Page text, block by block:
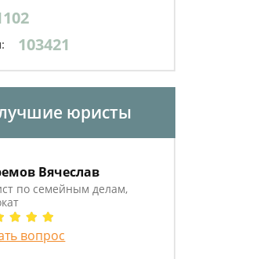
103421
юристы
Вячеслав
по семейным делам,
вопрос